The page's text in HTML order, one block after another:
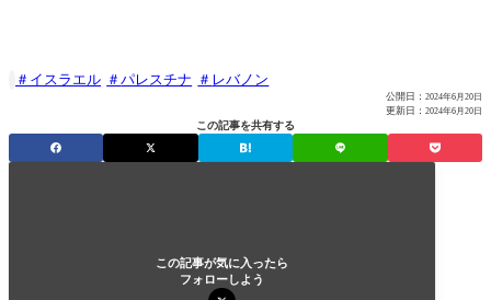
イスラエル パレスチナ レバノン
公開日： 2024年6月20日
更新日： 2024年6月20日
この記事を共有する
この記事が気に入ったら
フォローしよう